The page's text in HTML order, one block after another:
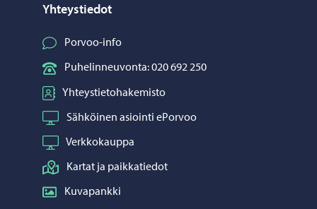
Yhteystiedot
Porvoo-info
Puhelinneuvonta: 020 692 250
Yhteystietohakemisto
Sähköinen asiointi ePorvoo
Verkkokauppa
Kartat ja paikkatiedot
Kuvapankki